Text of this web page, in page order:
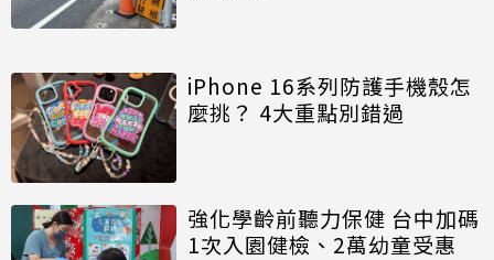
iPhone 16系列防護手機殼怎
麼挑？ 4大重點別錯過
強化學齡前聽力保健 台中加碼
1次入園健檢、2萬幼童受惠